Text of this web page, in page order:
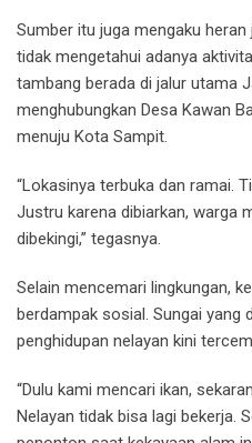
Sumber itu juga mengaku
tidak mengetahui adanya
tambang berada di jalur utama
menghubungkan Desa Kawan
menuju Kota Sampit.
“Lokasinya terbuka dan ramai.
Justru karena dibiarkan, warga
dibekingi,” tegasnya.
Selain mencemari lingkungan,
berdampak sosial. Sungai yang
penghidupan nelayan kini
“Dulu kami mencari ikan,
Nelayan tidak bisa lagi bekerja.